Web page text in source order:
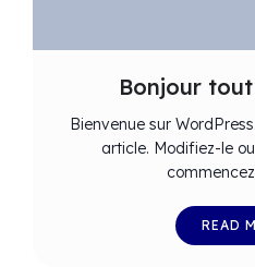
Bonjour
Bienvenue sur
article. Modifiez-le
READ